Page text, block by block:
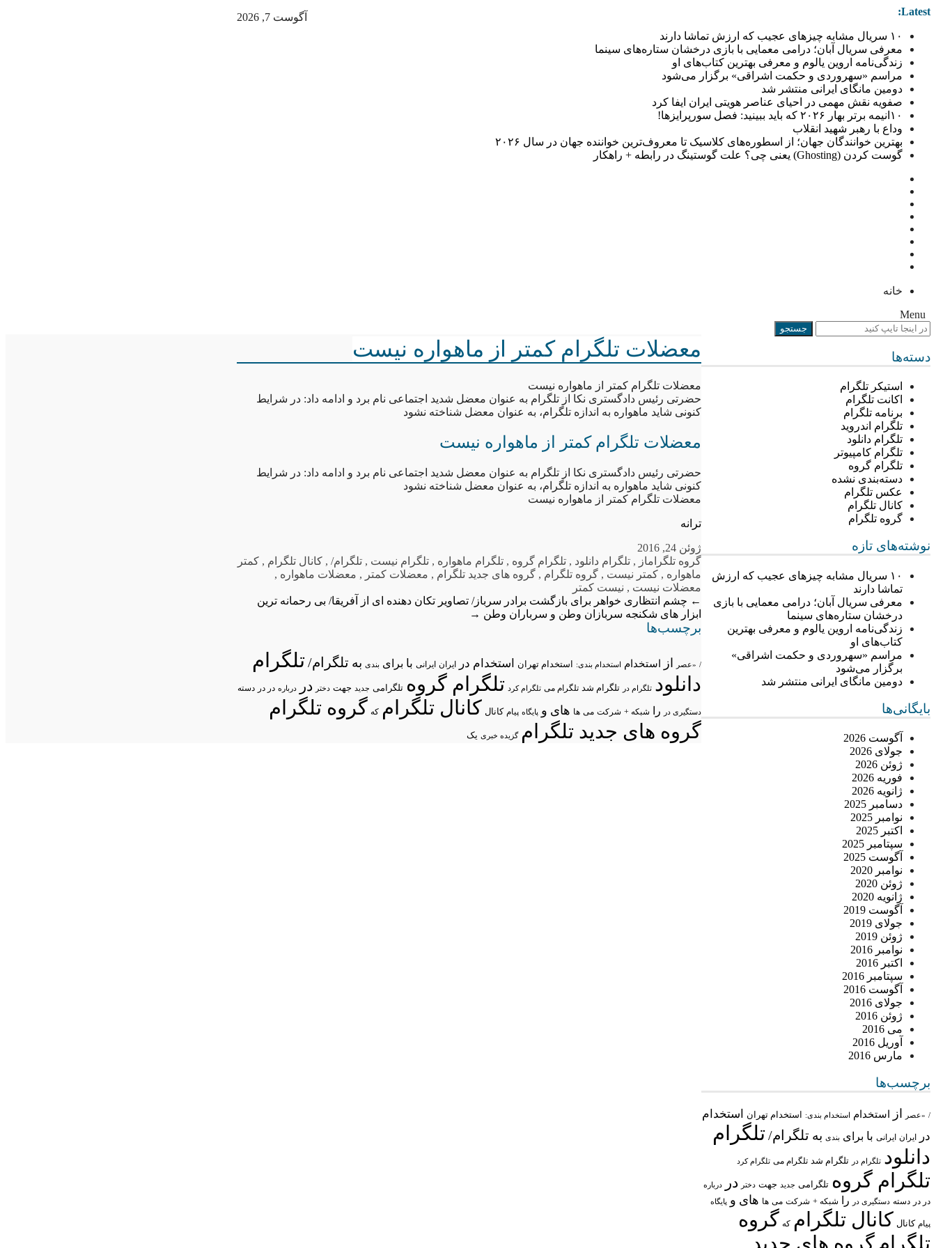
آگوست 7, 2026 Latest:
۱۰ سریال مشابه چیزهای عجیب که ارزش تماشا دارند
معرفی سریال آبان؛ درامی معمایی با بازی درخشان ستاره‌های سینما
زندگی‌نامه اروین یالوم و معرفی بهترین کتاب‌های او
مراسم «سهروردی و حکمت اشراقی» برگزار می‌شود
دومین مانگای ایرانی منتشر شد
صفویه نقش مهمی در احیای عناصر هویتی ایران ایفا کرد
۱۰انیمه برتر بهار ۲۰۲۶ که باید ببینید: فصل سورپرایزها!
وداع با رهبر شهید انقلاب
بهترین خوانندگان جهان؛ از اسطوره‌های کلاسیک تا معروف‌ترین خواننده جهان در سال ۲۰۲۶
گوست کردن (Ghosting) یعنی چی؟ علت گوستینگ در رابطه + راهکار
خانه
Menu
دسته‌ها
استیکر تلگرام
اکانت تلگرام
برنامه تلگرام
تلگرام اندروید
تلگرام دانلود
تلگرام کامپیوتر
تلگرام گروه
دسته‌بندی نشده
عکس تلگرام
کانال تلگرام
گروه تلگرام
نوشته‌های تازه
۱۰ سریال مشابه چیزهای عجیب که ارزش
تماشا دارند
معرفی سریال آبان؛ درامی معمایی با بازی
درخشان ستاره‌های سینما
زندگی‌نامه اروین یالوم و معرفی بهترین
کتاب‌های او
مراسم «سهروردی و حکمت اشراقی»
برگزار می‌شود
دومین مانگای ایرانی منتشر شد
بایگانی‌ها
آگوست 2026
جولای 2026
ژوئن 2026
فوریه 2026
ژانویه 2026
دسامبر 2025
نوامبر 2025
اکتبر 2025
سپتامبر 2025
آگوست 2025
نوامبر 2020
ژوئن 2020
ژانویه 2020
آگوست 2019
جولای 2019
ژوئن 2019
نوامبر 2016
اکتبر 2016
سپتامبر 2016
آگوست 2016
جولای 2016
ژوئن 2016
می 2016
آوریل 2016
مارس 2016
برچسب‌ها
/ «عصر از استخدام استخدام بندی: استخدام تهران
استخدام
در
ایران ایرانی با برای بندی به تلگرام/ تلگرام
دانلود تلگرام در تلگرام شد تلگرام می تلگرام کرد
تلگرام گروه تلگرامی جدید جهت دختر در درباره
در در دسته دستگیری در را شبکه + شرکت می ها های و پایگاه
پیام کانال کانال تلگرام که گروه
تلگرام گروه های جدید
معضلات تلگرام کمتر از ماهواره نیست
معضلات تلگرام کمتر از ماهواره نیست
حضرتی رئیس دادگستری نکا از تلگرام به عنوان معضل شدید اجتماعی نام برد و ادامه داد: در شرایط
کنونی شاید ماهواره به اندازه تلگرام، به عنوان معضل شناخته نشود
معضلات تلگرام کمتر از ماهواره نیست
حضرتی رئیس دادگستری نکا از تلگرام به عنوان معضل شدید اجتماعی نام برد و ادامه داد: در شرایط
کنونی شاید ماهواره به اندازه تلگرام، به عنوان معضل شناخته نشود
معضلات تلگرام کمتر از ماهواره نیست
ترانه
ژوئن 24, 2016
گروه تلگراماز , تلگرام دانلود , تلگرام گروه , تلگرام ماهواره , تلگرام نیست , تلگرام/, کانال تلگرام , کمتر
ماهواره , کمتر نیست , گروه تلگرام , گروه های جدید تلگرام , معضلات کمتر , معضلات ماهواره ,
معضلات نیست , نیست کمتر
← چشم انتظاری خواهر برای بازگشت برادر سرباز/ تصاویر تکان دهنده ای از آفریقا/ بی رحمانه ترین
ابزار های شکنجه سربازان وطن و سرباران وطن →
برچسب‌ها
/ «عصر از استخدام استخدام بندی: استخدام تهران استخدام در ایران ایرانی با برای بندی به تلگرام/ تلگرام
دانلود تلگرام در تلگرام شد تلگرام می تلگرام کرد تلگرام گروه تلگرامی جدید جهت دختر در درباره در در دسته
دستگیری در را شبکه + شرکت می ها های و پایگاه پیام کانال کانال تلگرام که گروه تلگرام
گروه های جدید تلگرام گزیده خبری یک